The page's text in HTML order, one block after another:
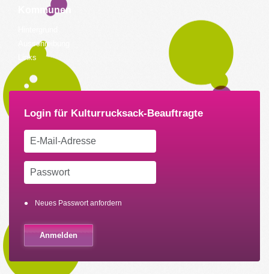
Kommunen
Ausschreibung
Links
Neues Passwort anfordern